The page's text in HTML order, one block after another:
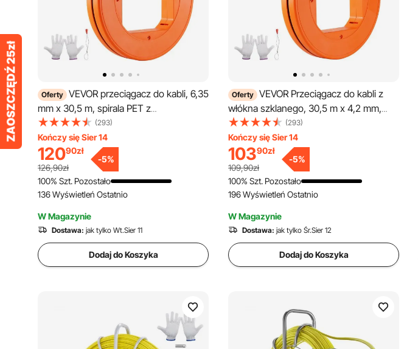
Oferty VEVOR przeciągacz do kabli, 6,35
mm x 30,5 m, spirala PET z
zoptymalizowaną obudową i uchwytem, ​​
sprężyna ciągnąca, elastyczne
narzędzie do przeciągania przewodów
ściennych i elektrycznych,
nieprzewodzące
(293)
Kończy się Sier 14
12090zł
126,90zł
-5%
100% Szt. Pozostało
136 Wyświetleń Ostatnio
W Magazynie
Dostawa: jak tylko Wt.Sier 11
Dodaj do Koszyka
Oferty VEVOR Przeciągacz do kabli z
włókna szklanego, 30,5 m x 4,2 mm,
Przeciągacz do kabli z włókna szklanego
ze zoptymalizowaną obudową i
uchwytem, Przyjazne dla użytkownika
narzędzie do przeciągania kabli, Spirala
do przeciągania kabli ściennych i
elektrycznych, Nieprzewodzący
(293)
Kończy się Sier 14
10390zł
109,90zł
-5%
100% Szt. Pozostało
196 Wyświetleń Ostatnio
W Magazynie
Dostawa: jak tylko Śr.Sier 12
Dodaj do Koszyka